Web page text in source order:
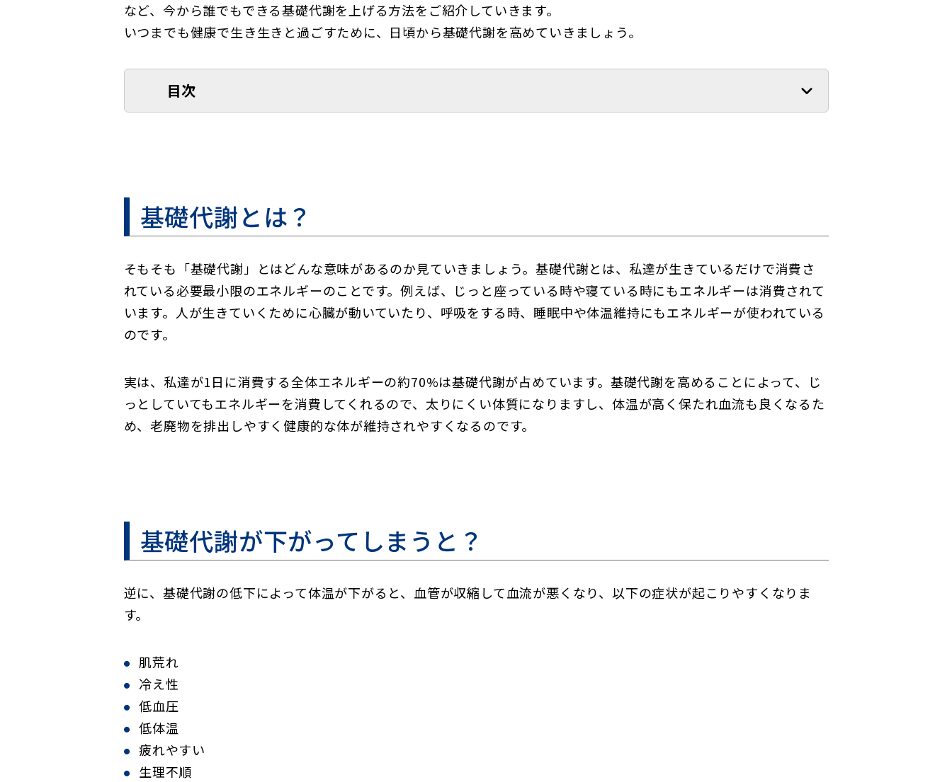
など、今から誰でもできる基礎代謝を上げる方法をご紹介していきます。
いつまでも健康で生き生きと過ごすために、日頃から基礎代謝を高めていきましょう。
目次
基礎代謝とは？
そもそも「基礎代謝」とはどんな意味があるのか見ていきましょう。基礎代謝とは、私達が生きているだけで消費さ
れている必要最小限のエネルギーのことです。例えば、じっと座っている時や寝ている時にもエネルギーは消費されて
います。人が生きていくために心臓が動いていたり、呼吸をする時、睡眠中や体温維持にもエネルギーが使われている
のです。
実は、私達が1日に消費する全体エネルギーの約70%は基礎代謝が占めています。基礎代謝を高めることによって、じ
っとしていてもエネルギーを消費してくれるので、太りにくい体質になりますし、体温が高く保たれ血流も良くなるた
め、老廃物を排出しやすく健康的な体が維持されやすくなるのです。
基礎代謝が下がってしまうと？
逆に、基礎代謝の低下によって体温が下がると、血管が収縮して血流が悪くなり、以下の症状が起こりやすくなりま
す。
肌荒れ
冷え性
低血圧
低体温
疲れやすい
生理不順